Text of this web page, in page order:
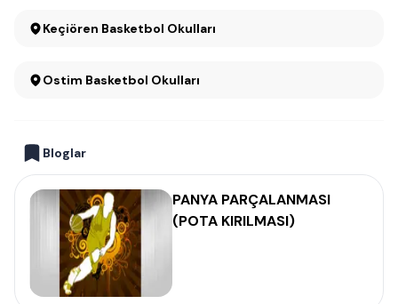
Keçiören Basketbol Okulları
Ostim Basketbol Okulları
Bloglar
PANYA PARÇALANMASI
(POTA KIRILMASI)